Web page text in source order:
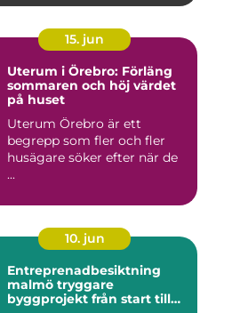
15. jun
Uterum i Örebro: Förläng
sommaren och höj värdet
på huset
Uterum Örebro är ett
begrepp som fler och fler
husägare söker efter när de
...
10. jun
Entreprenadbesiktning
malmö tryggare
byggprojekt från start till